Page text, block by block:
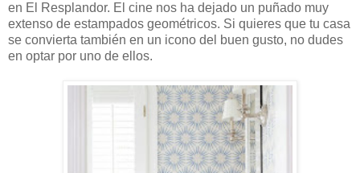
en El Resplandor. El cine nos ha dejado un puñado muy
extenso de estampados geométricos. Si quieres que tu casa
se convierta también en un icono del buen gusto, no dudes
en optar por uno de ellos.